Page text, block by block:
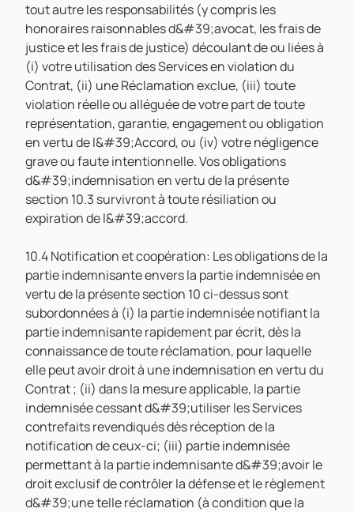
tout autre les responsabilités (y compris les
honoraires raisonnables d&#39;avocat, les frais de
justice et les frais de justice) découlant de ou liées à
(i) votre utilisation des Services en violation du
Contrat, (ii) une Réclamation exclue, (iii) toute
violation réelle ou alléguée de votre part de toute
représentation, garantie, engagement ou obligation
en vertu de l&#39;Accord, ou (iv) votre négligence
grave ou faute intentionnelle. Vos obligations
d&#39;indemnisation en vertu de la présente
section 10.3 survivront à toute résiliation ou
expiration de l&#39;accord.
10.4 Notification et coopération: Les obligations de la
partie indemnisante envers la partie indemnisée en
vertu de la présente section 10 ci-dessus sont
subordonnées à (i) la partie indemnisée notifiant la
partie indemnisante rapidement par écrit, dès la
connaissance de toute réclamation, pour laquelle
elle peut avoir droit à une indemnisation en vertu du
Contrat ; (ii) dans la mesure applicable, la partie
indemnisée cessant d&#39;utiliser les Services
contrefaits revendiqués dès réception de la
notification de ceux-ci; (iii) partie indemnisée
permettant à la partie indemnisante d&#39;avoir le
droit exclusif de contrôler la défense et le règlement
d&#39;une telle réclamation (à condition que la